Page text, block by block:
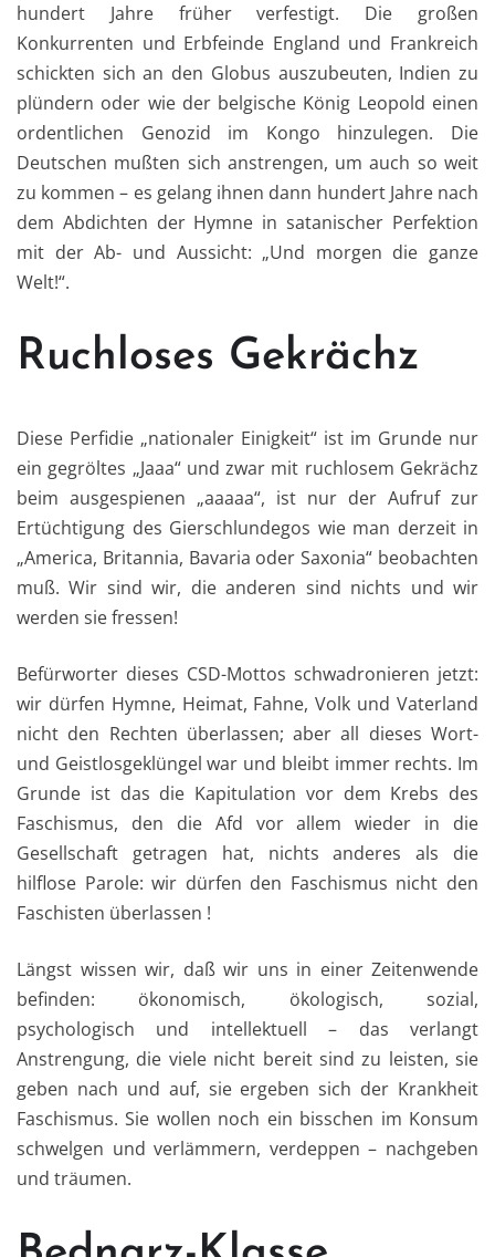
hundert Jahre früher verfestigt. Die großen
Konkurrenten und Erbfeinde England und Frankreich
schickten sich an den Globus auszubeuten, Indien zu
plündern oder wie der belgische König Leopold einen
ordentlichen Genozid im Kongo hinzulegen. Die
Deutschen mußten sich anstrengen, um auch so weit
zu kommen – es gelang ihnen dann hundert Jahre nach
dem Abdichten der Hymne in satanischer Perfektion
mit der Ab- und Aussicht: „Und morgen die ganze
Welt!“.
Ruchloses Gekrächz
Diese Perfidie „nationaler Einigkeit“ ist im Grunde nur
ein gegröltes „Jaaa“ und zwar mit ruchlosem Gekrächz
beim ausgespienen „aaaaa“, ist nur der Aufruf zur
Ertüchtigung des Gierschlundegos wie man derzeit in
„America, Britannia, Bavaria oder Saxonia“ beobachten
muß. Wir sind wir, die anderen sind nichts und wir
werden sie fressen!
Befürworter dieses CSD-Mottos schwadronieren jetzt:
wir dürfen Hymne, Heimat, Fahne, Volk und Vaterland
nicht den Rechten überlassen; aber all dieses Wort-
und Geistlosgeklüngel war und bleibt immer rechts. Im
Grunde ist das die Kapitulation vor dem Krebs des
Faschismus, den die Afd vor allem wieder in die
Gesellschaft getragen hat, nichts anderes als die
hilflose Parole: wir dürfen den Faschismus nicht den
Faschisten überlassen !
Längst wissen wir, daß wir uns in einer Zeitenwende
befinden: ökonomisch, ökologisch, sozial,
psychologisch und intellektuell – das verlangt
Anstrengung, die viele nicht bereit sind zu leisten, sie
geben nach und auf, sie ergeben sich der Krankheit
Faschismus. Sie wollen noch ein bisschen im Konsum
schwelgen und verlämmern, verdeppen – nachgeben
und träumen.